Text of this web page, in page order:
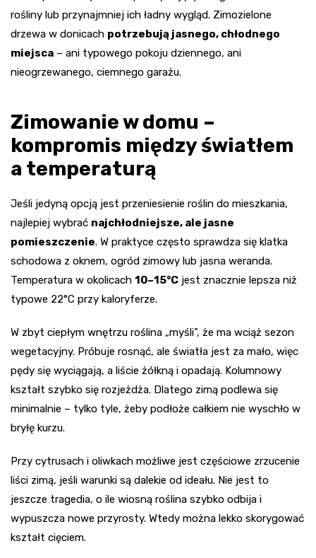
rośliny lub przynajmniej ich ładny wygląd. Zimozielone
drzewa w donicach potrzebują jasnego, chłodnego
miejsca – ani typowego pokoju dziennego, ani
nieogrzewanego, ciemnego garażu.
Zimowanie w domu –
kompromis między światłem
a temperaturą
Jeśli jedyną opcją jest przeniesienie roślin do mieszkania,
najlepiej wybrać najchłodniejsze, ale jasne
pomieszczenie. W praktyce często sprawdza się klatka
schodowa z oknem, ogród zimowy lub jasna weranda.
Temperatura w okolicach 10–15°C jest znacznie lepsza niż
typowe 22°C przy kaloryferze.
W zbyt ciepłym wnętrzu roślina „myśli”, że ma wciąż sezon
wegetacyjny. Próbuje rosnąć, ale światła jest za mało, więc
pędy się wyciągają, a liście żółkną i opadają. Kolumnowy
kształt szybko się rozjeżdża. Dlatego zimą podlewa się
minimalnie – tylko tyle, żeby podłoże całkiem nie wyschło w
bryłę kurzu.
Przy cytrusach i oliwkach możliwe jest częściowe zrzucenie
liści zimą, jeśli warunki są dalekie od ideału. Nie jest to
jeszcze tragedia, o ile wiosną roślina szybko odbija i
wypuszcza nowe przyrosty. Wtedy można lekko skorygować
kształt cięciem.